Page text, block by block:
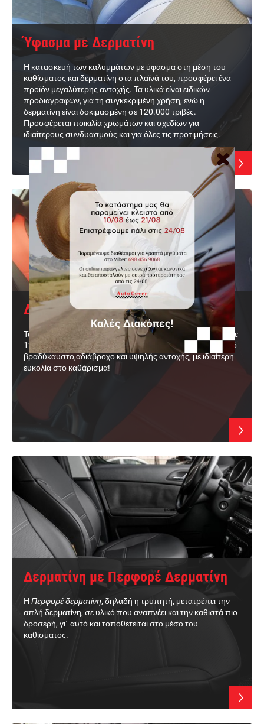
Ύφασμα με Δερματίνη
Η κατασκευή των καλυμμάτων με ύφασμα στη μέση του
καθίσματος και δερματίνη στα πλαϊνά του, προσφέρει ένα
προϊόν μεγαλύτερης αντοχής. Τα υλικά είναι ειδικών
προδιαγραφών, για τη συγκεκριμένη χρήση, ενώ η
δερματίνη είναι δοκιμασμένη σε 120.000 τριβές.
Προσφέρεται ποικιλία χρωμάτων και σχεδίων για
ιδιαίτερους συνδυασμούς και για όλες τις προτιμήσεις.
Δερματίνη
Τα καλύμματα αυτοκινήτου από δερματίνη, δοκιμασμένη σε
120.000 τριβές, προσφέρουν πολλά πλεονεκτήματα. Υλικό
βραδύκαυστο,αδιάβροχο και υψηλής αντοχής, με ιδιαίτερη
ευκολία στο καθάρισμα!
Δερματίνη με Περφορέ Δερματίνη
Η Περφορέ δερματίνη,δηλαδή η τρυπητή, μετατρέπει την
απλή δερματίνη, σε υλικό που αναπνέει και την καθιστά πιο
δροσερή, γι΄ αυτό και τοποθετείται στο μέσο του
καθίσματος.